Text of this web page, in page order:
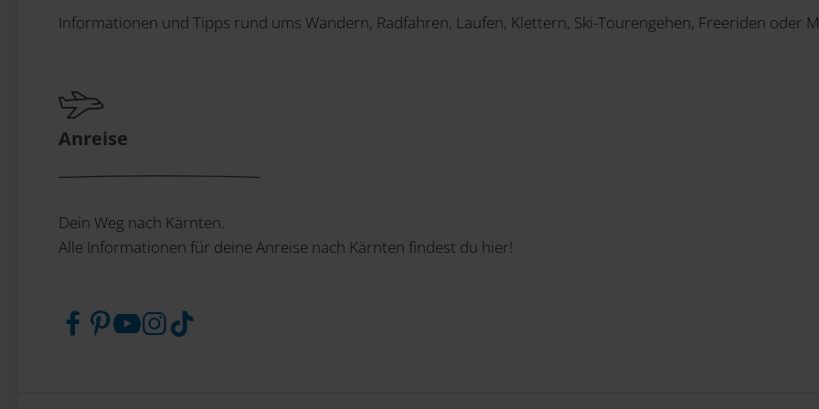
Informationen und Tipps rund ums Wandern, Radfahren, Laufen, Klettern, Ski-Tourengehen, Freeriden oder
Anreise
Dein Weg nach Kärnten.
Alle Informationen für deine Anreise nach Kärnten findest du hier!